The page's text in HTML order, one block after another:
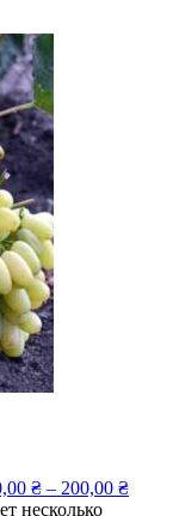
₴ – 200,00 ₴
несколько